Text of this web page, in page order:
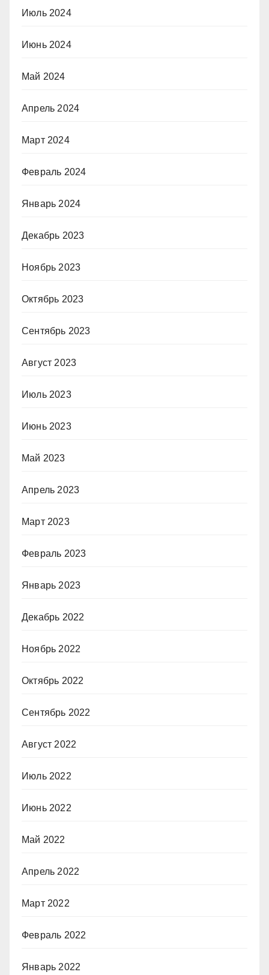
Июль 2024
Июнь 2024
Май 2024
Апрель 2024
Март 2024
Февраль 2024
Январь 2024
Декабрь 2023
Ноябрь 2023
Октябрь 2023
Сентябрь 2023
Август 2023
Июль 2023
Июнь 2023
Май 2023
Апрель 2023
Март 2023
Февраль 2023
Январь 2023
Декабрь 2022
Ноябрь 2022
Октябрь 2022
Сентябрь 2022
Август 2022
Июль 2022
Июнь 2022
Май 2022
Апрель 2022
Март 2022
Февраль 2022
Январь 2022